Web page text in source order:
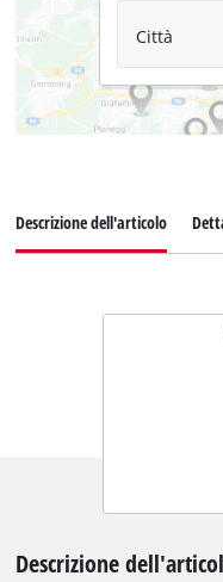
Città
Descrizione dell'articolo
Descrizione